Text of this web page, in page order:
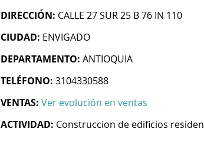
DIRECCIÓN: CALLE 27 SUR 25 B 76 IN 110
CIUDAD: ENVIGADO
DEPARTAMENTO: ANTIOQUIA
TELÉFONO: 3104330588
VENTAS: Ver evolución en ventas
ACTIVIDAD: Construccion de edificios